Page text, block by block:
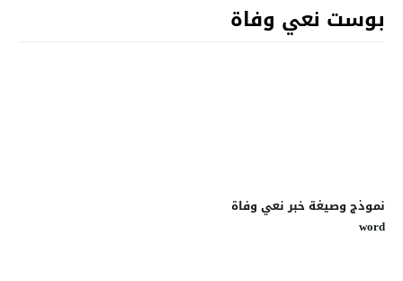
بوست نعي وفاة
نموذج وصيغة خبر نعي وفاة
word